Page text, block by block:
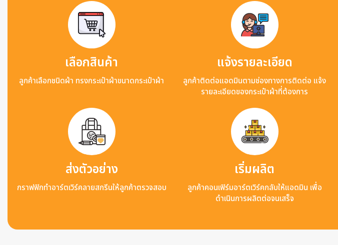
เลือกสินค้า
ลูกค้าเลือกชนิดผ้า ทรงกระเป๋าผ้าขนาดกระเป๋าผ้า
แจ้งรายละเอียด
ลูกค้าติดต่อแอดมินตามช่องทางการติดต่อ แจ้ง
รายละเอียดของกระเป๋าผ้าที่ต้องการ
ส่งตัวอย่าง
กราฟฟิกทำอาร์ตเวิร์คลายสกรีนให้ลูกค้าตรวจสอบ
เริ่มผลิต
ลูกค้าคอนเฟิร์มอาร์ตเวิร์คกลับให้แอดมิน เพื่อ
ดำเนินการผลิตต่อจนเสร็จ